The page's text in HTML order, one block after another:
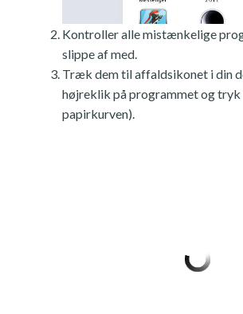
Kontroller alle mistænkelige
slippe af med.
Træk dem til affaldsikonet i din
højreklik på programmet og
papirkurven).